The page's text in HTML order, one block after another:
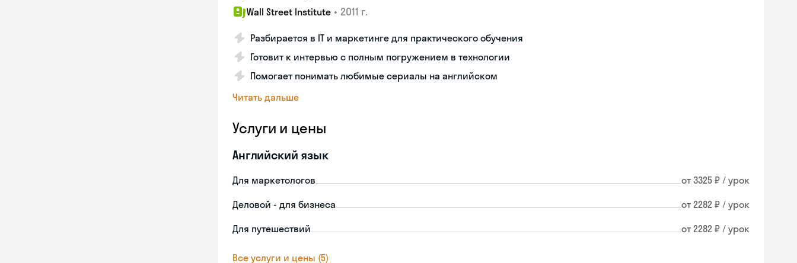
Wall Street Institute • 2011 г.
Разбирается в IT и маркетинге для практического обучения
Готовит к интервью с полным погружением в технологии
Помогает понимать любимые сериалы на английском
Читать дальше
Услуги и цены
Английский язык
Для маркетологов от 3325 ₽ / урок
Деловой - для бизнеса от 2282 ₽ / урок
Для путешествий от 2282 ₽ / урок
Все услуги и цены (5)